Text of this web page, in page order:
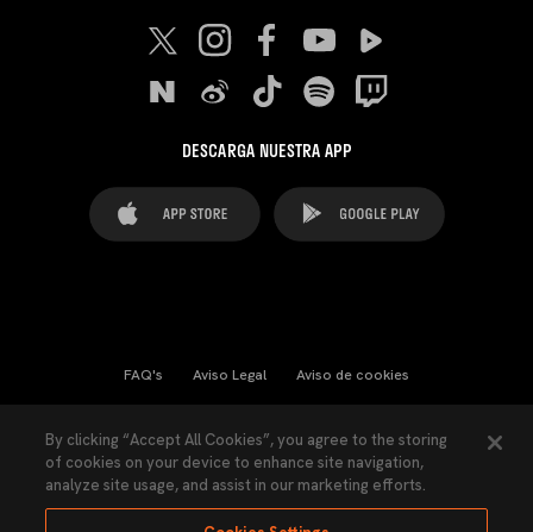
DESCARGA NUESTRA APP
FAQ's Aviso Legal Aviso de cookies
Ley Transparencia Política de Privacidad
Accesibilidad
By clicking “Accept All Cookies”, you agree to the storing
of cookies on your device to enhance site navigation,
analyze site usage, and assist in our marketing efforts.